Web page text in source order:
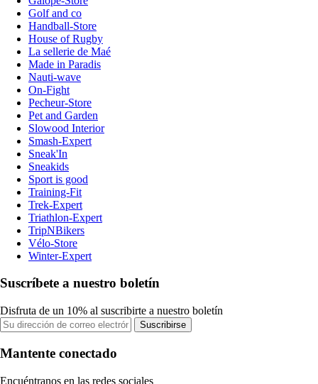
Golf and co
Handball-Store
House of Rugby
La sellerie de Maé
Made in Paradis
Nauti-wave
On-Fight
Pecheur-Store
Pet and Garden
Slowood Interior
Smash-Expert
Sneak'In
Sneakids
Sport is good
Training-Fit
Trek-Expert
Triathlon-Expert
TripNBikers
Vélo-Store
Winter-Expert
Suscríbete a nuestro boletín
Disfruta de un 10% al suscribirte a nuestro boletín
Suscribirse
Mantente conectado
Encuéntranos en las redes sociales